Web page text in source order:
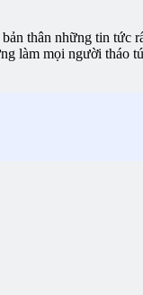
thân những tin tức
làm mọi người tháo